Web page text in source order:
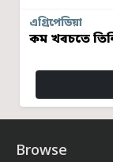
এগ্ৰিপেডিয়া
কম খৰচতে
Browse